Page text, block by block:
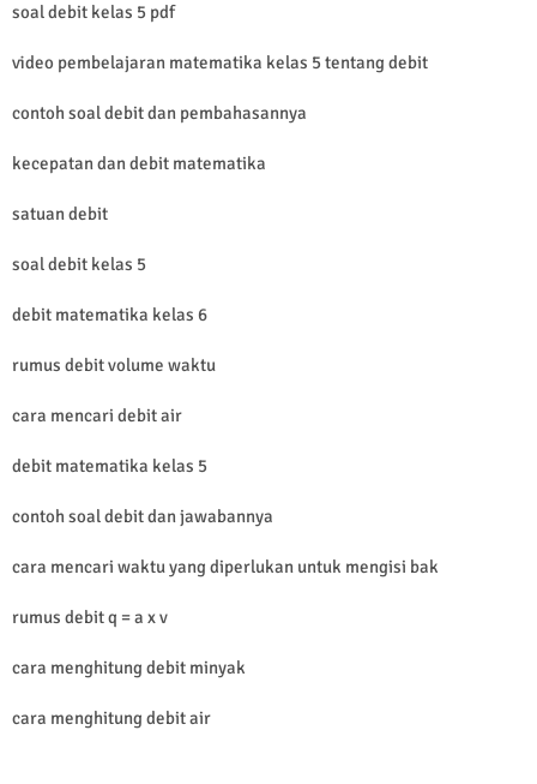
soal debit kelas 5 pdf
video pembelajaran matematika kelas 5 tentang debit
contoh soal debit dan pembahasannya
kecepatan dan debit matematika
satuan debit
soal debit kelas 5
debit matematika kelas 6
rumus debit volume waktu
cara mencari debit air
debit matematika kelas 5
contoh soal debit dan jawabannya
cara mencari waktu yang diperlukan untuk mengisi bak
rumus debit q = a x v
cara menghitung debit minyak
cara menghitung debit air